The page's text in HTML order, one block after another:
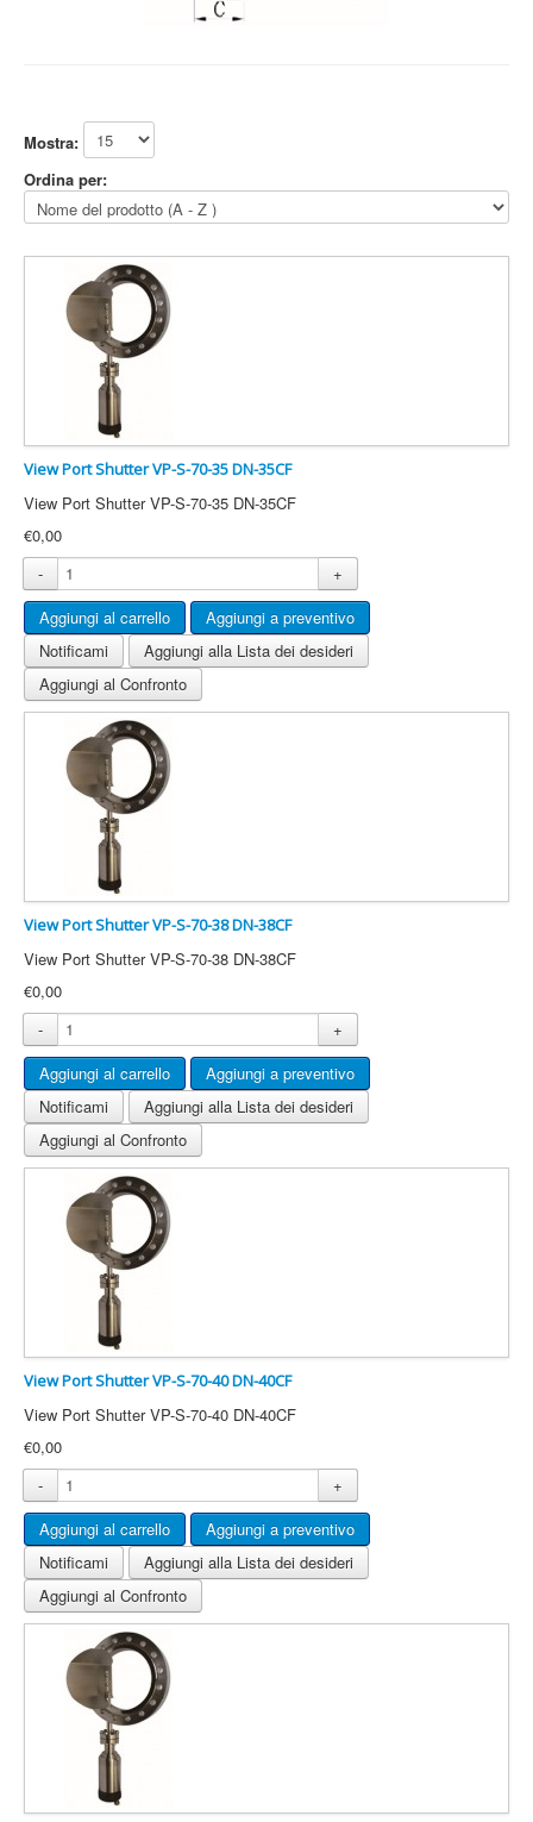
Mostra:
Ordina per:
View Port Shutter VP-S-70-35 DN-35CF
View Port Shutter VP-S-70-35 DN-35CF
€0,00
-
+
Notificami
Aggiungi alla Lista dei desideri
Aggiungi al Confronto
View Port Shutter VP-S-70-38 DN-38CF
View Port Shutter VP-S-70-38 DN-38CF
€0,00
-
+
Notificami
Aggiungi alla Lista dei desideri
Aggiungi al Confronto
View Port Shutter VP-S-70-40 DN-40CF
View Port Shutter VP-S-70-40 DN-40CF
€0,00
-
+
Notificami
Aggiungi alla Lista dei desideri
Aggiungi al Confronto